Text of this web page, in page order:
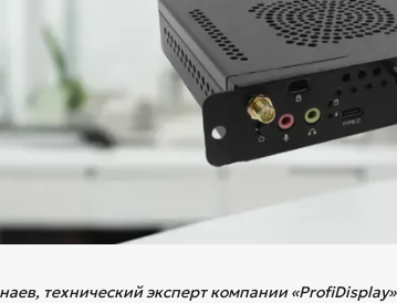
технический эксперт компании «ProfiDisplay»